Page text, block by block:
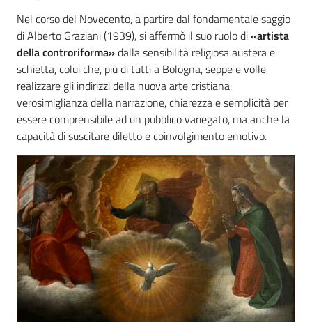
Nel corso del Novecento, a partire dal fondamentale saggio
di Alberto Graziani (1939), si affermò il suo ruolo di«artista
della controriforma»dalla sensibilità religiosa austera e
schietta, colui che, più di tutti a Bologna, seppe e volle
realizzare gli indirizzi della nuova arte cristiana:
verosimiglianza della narrazione, chiarezza e semplicità per
essere comprensibile ad un pubblico variegato, ma anche la
capacità di suscitare diletto e coinvolgimento emotivo.